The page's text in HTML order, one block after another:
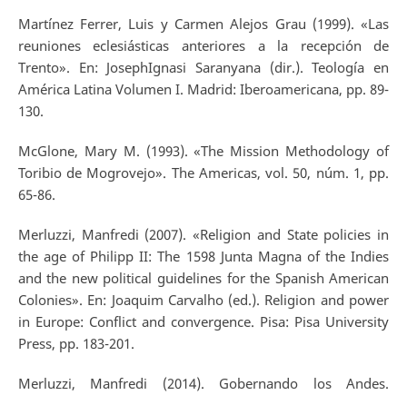
Martínez Ferrer, Luis y Carmen Alejos Grau (1999). «Las
reuniones eclesiásticas anteriores a la recepción de
Trento». En: JosephIgnasi Saranyana (dir.). Teología en
América Latina Volumen I. Madrid: Iberoamericana, pp. 89-
130.
McGlone, Mary M. (1993). «The Mission Methodology of
Toribio de Mogrovejo». The Americas, vol. 50, núm. 1, pp.
65-86.
Merluzzi, Manfredi (2007). «Religion and State policies in
the age of Philipp II: The 1598 Junta Magna of the Indies
and the new political guidelines for the Spanish American
Colonies». En: Joaquim Carvalho (ed.). Religion and power
in Europe: Conflict and convergence. Pisa: Pisa University
Press, pp. 183-201.
Merluzzi, Manfredi (2014). Gobernando los Andes.